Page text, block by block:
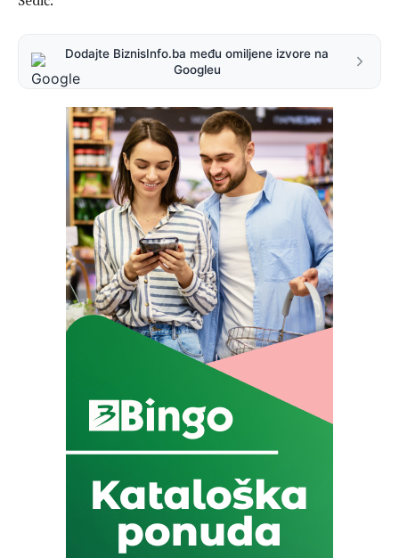
Dodajte BiznisInfo.ba među omiljene izvore na
Googleu